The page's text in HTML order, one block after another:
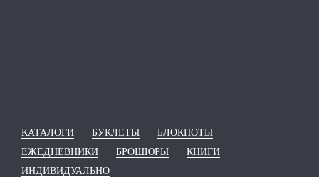
КАТАЛОГИ БУКЛЕТЫ
БЛОКНОТЫ
ЕЖЕДНЕВНИКИ
БРОШЮРЫ
КНИГИ
ИНДИВИДУАЛЬНО